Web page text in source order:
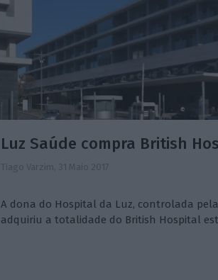
Luz Saúde compra British
Tiago Varzim, 31 Maio 2017
A dona do Hospital da Luz, controlada
adquiriu a totalidade do British Hospital